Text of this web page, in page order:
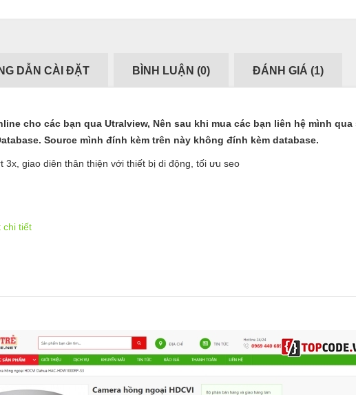
DẪN CÀI ĐẶT BÌNH LUẬN (0) ĐÁNH GIÁ (1)
cho các bạn qua Utralview, Nên sau khi mua các bạn liên hệ mình qua
Source mình đính kèm trên này không đính kèm database.
3x, giao diên thân thiện với thiết bị di động, tối ưu seo
chi tiết